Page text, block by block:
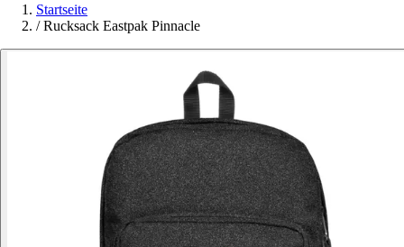
Startseite
/ Rucksack Eastpak Pinnacle